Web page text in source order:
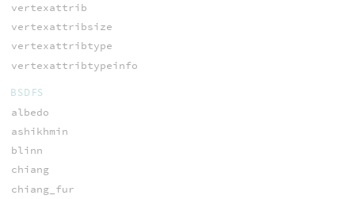
vertexattrib
vertexattribsize
vertexattribtype
vertexattribtypeinfo
BSDFS
albedo
ashikhmin
blinn
chiang
chiang_fur